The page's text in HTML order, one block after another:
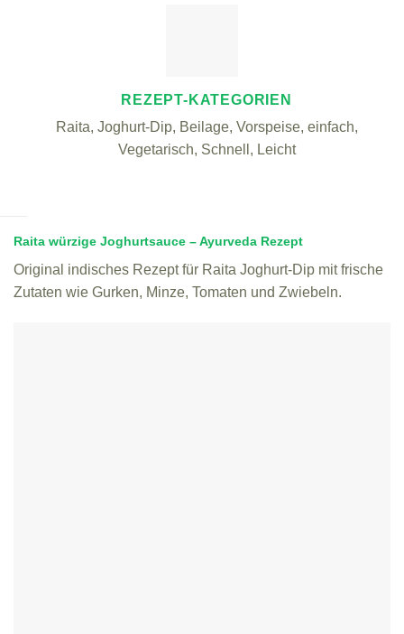
REZEPT-KATEGORIEN
Raita, Joghurt-Dip, Beilage, Vorspeise, einfach,
Vegetarisch, Schnell, Leicht
Raita würzige Joghurtsauce – Ayurveda Rezept
Original indisches Rezept für Raita Joghurt-Dip mit frische
Zutaten wie Gurken, Minze, Tomaten und Zwiebeln.